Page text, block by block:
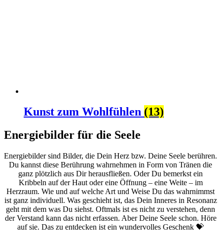
Kunst zum Wohlfühlen (13)
Energiebilder für die Seele
Energiebilder sind Bilder, die Dein Herz bzw. Deine Seele berühren.
Du kannst diese Berührung wahrnehmen in Form von Tränen die
ganz plötzlich aus Dir herausfließen. Oder Du bemerkst ein
Kribbeln auf der Haut oder eine Öffnung – eine Weite – im
Herzraum. Wie und auf welche Art und Weise Du das wahrnimmst
ist ganz individuell. Was geschieht ist, das Dein Inneres in Resonanz
geht mit dem was Du siehst. Oftmals ist es nicht zu verstehen, denn
der Verstand kann das nicht erfassen. Aber Deine Seele schon. Höre
auf sie. Das zu entdecken ist ein wundervolles Geschenk 💝